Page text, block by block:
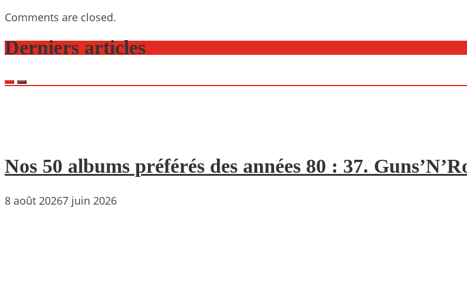
Comments are closed.
Derniers articles
Nos 50 albums préférés des années 80 : 37.
8 août 20267 juin 2026